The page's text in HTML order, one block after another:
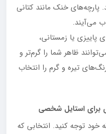
خنک مانند کتانی
می‌آیند.
پاییزی یا زمستانی،
ظاهر شما را گرم‌تر و
تیره و گرم را انتخاب
برای استایل شخصی
توجه کنید. انتخابی که